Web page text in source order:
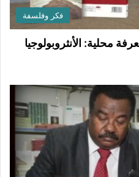
فكر وفلسفة
محلية: الأنثروبولوجيا